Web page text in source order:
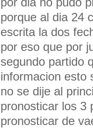
porque al dia 24
escrita la dos
por eso que por
segundo partido
informacion esto
no se dije al
pronosticar los 3
pronosticar de